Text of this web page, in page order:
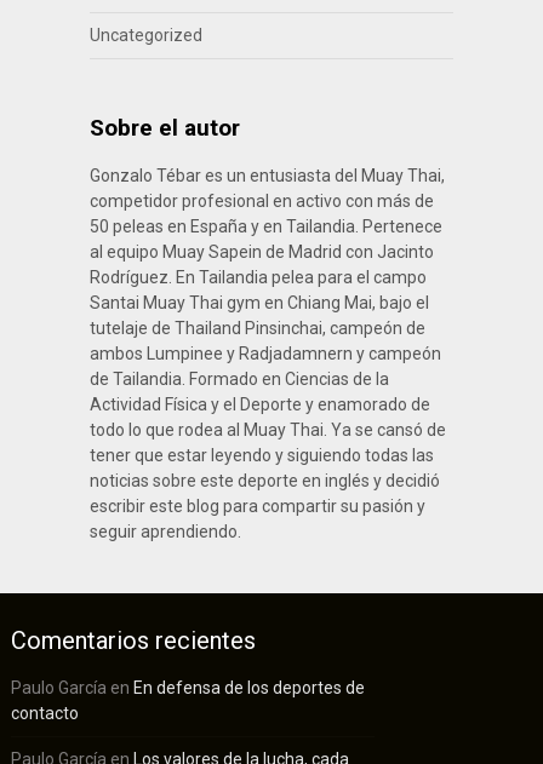
Uncategorized
Sobre el autor
Gonzalo Tébar es un entusiasta del Muay Thai,
competidor profesional en activo con más de
50 peleas en España y en Tailandia. Pertenece
al equipo Muay Sapein de Madrid con Jacinto
Rodríguez. En Tailandia pelea para el campo
Santai Muay Thai gym en Chiang Mai, bajo el
tutelaje de Thailand Pinsinchai, campeón de
ambos Lumpinee y Radjadamnern y campeón
de Tailandia. Formado en Ciencias de la
Actividad Física y el Deporte y enamorado de
todo lo que rodea al Muay Thai. Ya se cansó de
tener que estar leyendo y siguiendo todas las
noticias sobre este deporte en inglés y decidió
escribir este blog para compartir su pasión y
seguir aprendiendo.
Comentarios recientes
Paulo García en En defensa de los deportes de
contacto
Paulo García en Los valores de la lucha, cada